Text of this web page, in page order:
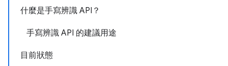
什麼是手寫辨識 API？
手寫辨識 API 的建議用途
目前狀態